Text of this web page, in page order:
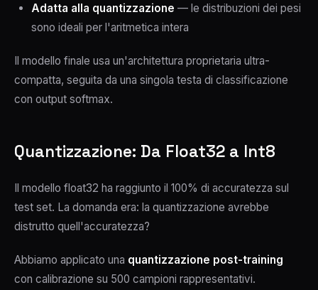
Adatta alla quantizzazione — le distribuzioni dei pesi
sono ideali per l'aritmetica intera
Il modello finale usa un'architettura proprietaria ultra-
compatta, seguita da una singola testa di classificazione
con output softmax.
Quantizzazione: Da Float32 a Int8
Il modello float32 ha raggiunto il 100% di accuratezza sul
test set. La domanda era: la quantizzazione avrebbe
distrutto quell'accuratezza?
Abbiamo applicato una quantizzazione post-training
con calibrazione su 500 campioni rappresentativi.